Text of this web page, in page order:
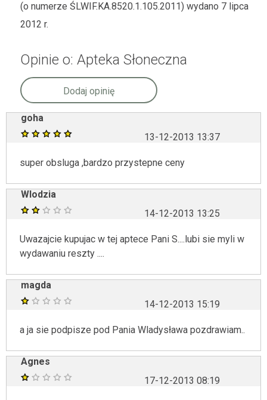
(o numerze ŚLWIF.KA.8520.1.105.2011) wydano 7 lipca
2012 r.
Opinie o: Apteka Słoneczna
Dodaj opinię
goha
13-12-2013 13:37
super obsluga ,bardzo przystepne ceny
Wlodzia
14-12-2013 13:25
Uwazajcie kupujac w tej aptece Pani S....lubi sie myli w
wydawaniu reszty ....
magda
14-12-2013 15:19
a ja sie podpisze pod Pania Wladysława pozdrawiam..
Agnes
17-12-2013 08:19